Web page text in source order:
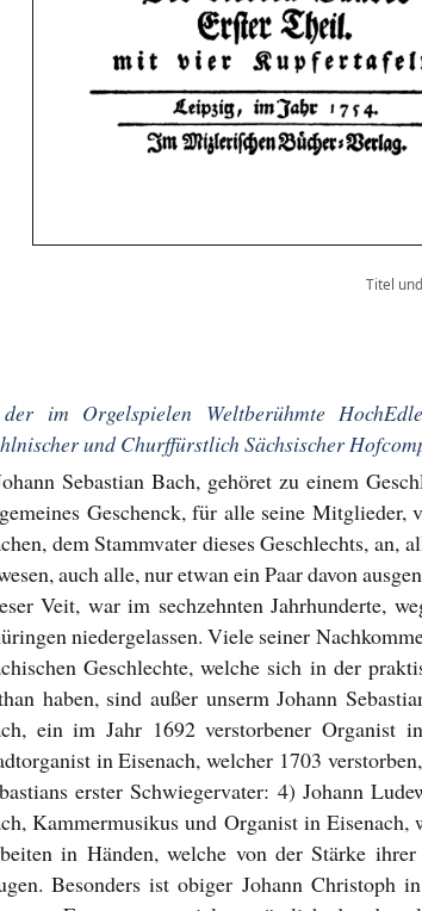
Titel
im Orgelspielen Weltberühmte
und Churffürstlich Sächsischer
Sebastian Bach, gehöret zu einem
Geschenck, für alle seine
dem Stammvater dieses Geschlechts, an,
auch alle, nur etwan ein Paar davon
Veit, war im sechzehnten Jahrhunderte,
niedergelassen. Viele seiner
Geschlechte, welche sich in der
haben, sind außer unserm Johann
ein im Jahr 1692 verstorbener Organist
in Eisenach, welcher 1703
erster Schwiegervater: 4) Johann
Kammermusikus und Organist in
in Händen, welche von der Stärke
Besonders ist obiger Johann Christoph